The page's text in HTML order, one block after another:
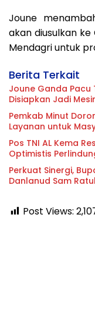
Joune
akan diusulkan
Mendagri untuk
Berita Terkait
Joune Ganda
Disiapkan Jadi
Pemkab Minut
Layanan untuk
Pos TNI AL Kema
Optimistis
Perkuat Sinergi,
Danlanud Sam
Post Views: